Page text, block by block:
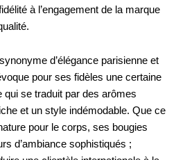
à l’engagement de la marque
d’élégance parisienne et
pour ses fidèles une certaine
qui se traduit par des arômes
et un style indémodable. Que ce
pour le corps, ses bougies
d’ambiance sophistiqués ;